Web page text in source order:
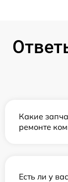
Какие
ремонте
Есть ли у